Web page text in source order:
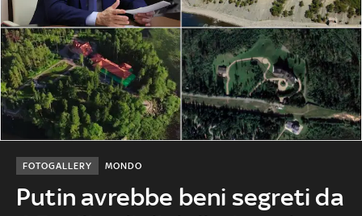
Putin avrebbe beni segreti da
MONDO
FOTOGALLERY